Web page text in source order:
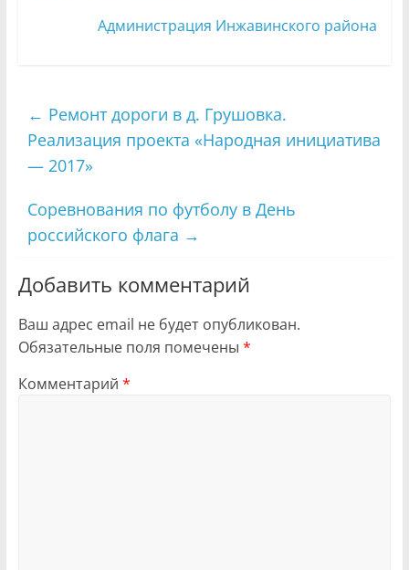
Администрация Инжавинского района
← Ремонт дороги в д. Грушовка.
Реализация проекта «Народная инициатива
— 2017»
Соревнования по футболу в День
российского флага →
Добавить комментарий
Ваш адрес email не будет опубликован.
Обязательные поля помечены *
Комментарий *